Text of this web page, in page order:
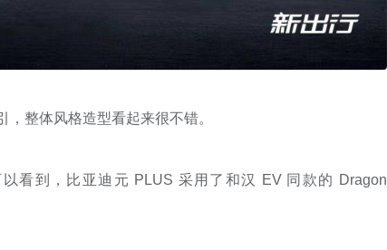
整体风格造型看起来很不错。
看到，比亚迪元 PLUS 采用了和汉 EV 同款的 Dragon